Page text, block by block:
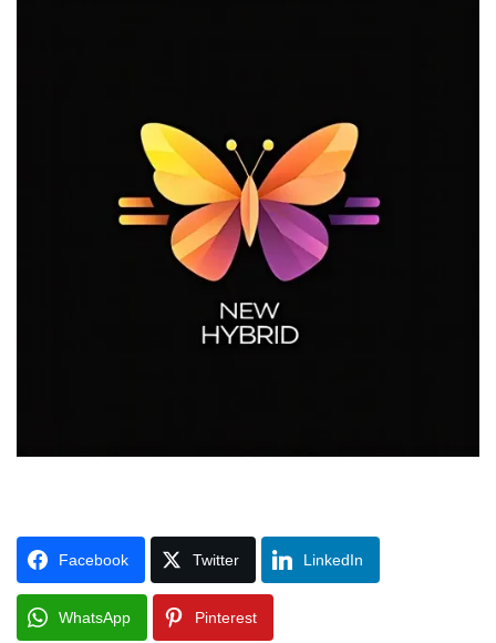
Facebook Twitter LinkedIn
WhatsApp Pinterest